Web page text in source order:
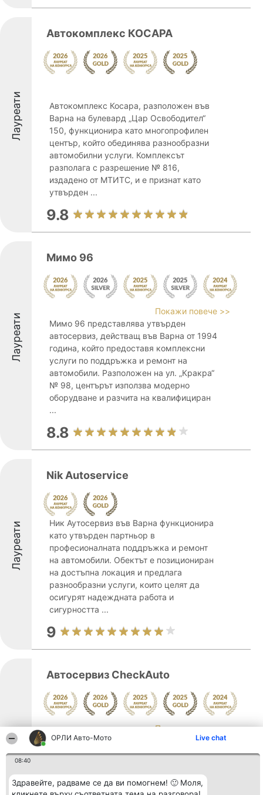
ОРЛИ Aвто-Mото Live chat
08:40
Здравейте, радваме се да ви помогнем! 🙂 Моля,
Лауреати
Автокомплекс КОСАРА
Автокомплекс Косара, разположен във
Варна на булевард „Цар Освободител“
150, функционира като многопрофилен
център, който обединява разнообразни
автомобилни услуги. Комплексът
разполага с разрешение № 816,
издадено от МТИТС, и е признат като
утвърден ...
9.8
Лауреати
Мимо 96
Покажи повече >>
Мимо 96 представлява утвърден
автосервиз, действащ във Варна от 1994
година, който предоставя комплексни
услуги по поддръжка и ремонт на
автомобили. Разположен на ул. „Кракра“
№ 98, центърът използва модерно
оборудване и разчита на квалифициран
...
8.8
Лауреати
Nik Autoservice
Ник Аутосервиз във Варна функционира
като утвърден партньор в
професионалната поддръжка и ремонт
на автомобили. Обектът е позициониран
на достъпна локация и предлага
разнообразни услуги, които целят да
осигурят надеждната работа и
сигурността ...
9
Лауреати
Автосервиз CheckAuto
Покажи повече >>
Автосервиз CheckAuto, разположен във
Варна на улица „Искър“ 6, се
собственици на автомобили, които
търсят висококачествено обслужване.